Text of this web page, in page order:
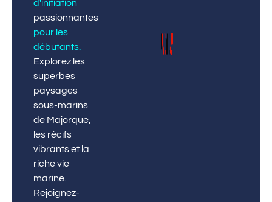
d'initiation
passionnantes
pour les
débutants
Explorez les
superbes
paysages
sous-marins
de Majorque,
les récifs
vibrants et la
riche vie
marine.
Rejoignez-